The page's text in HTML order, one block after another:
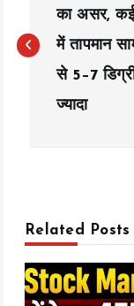
s
g
a
का असर,
में तापमान
से 5–7
ज्यादा
Related Posts